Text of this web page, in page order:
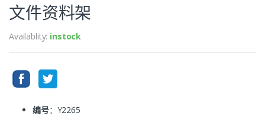
文件资料架
Availablity: instock
编号：Y2265